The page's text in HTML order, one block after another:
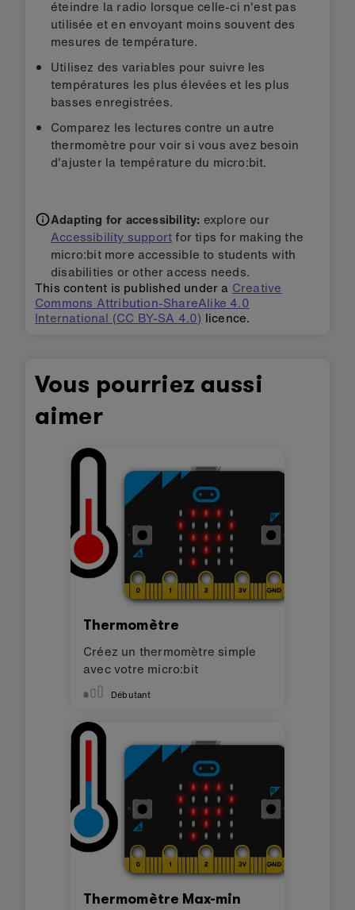
éteindre la radio lorsque celle-ci n'est pas
utilisée et en envoyant moins souvent des
mesures de température.
Utilisez des variables pour suivre les
températures les plus élevées et les plus
basses enregistrées.
Comparez les lectures contre un autre
thermomètre pour voir si vous avez besoin
d'ajuster la température du micro:bit.
Adapting for accessibility: explore our
Accessibility supportfor tips for making the
micro:bit more accessible to students with
disabilities or other access needs.
This content is published under a Creative
Commons Attribution-ShareAlike 4.0
International (CC BY-SA 4.0) licence.
Vous pourriez aussi
aimer
Thermomètre
Créez un thermomètre simple
avec votre micro:bit
Débutant
Thermomètre Max-min